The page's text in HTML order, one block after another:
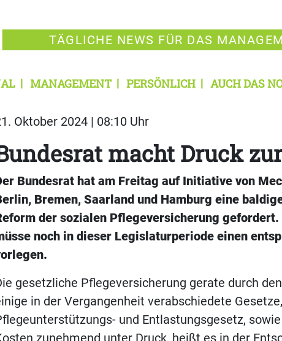
TÄGLICHE NEWS FÜR DAS
MANAGEMENT PERSÖNLICH AUCH DAS
Oktober 2024 | 08:10 Uhr
macht Druck
Bundesrat hat am Freitag auf Initiative von
Bremen, Saarland und Hamburg eine
der sozialen Pflegeversicherung
noch in dieser Legislaturperiode einen
gesetzliche Pflegeversicherung gerate durch
in der Vergangenheit verabschiedete
und Entlastungsgesetz,